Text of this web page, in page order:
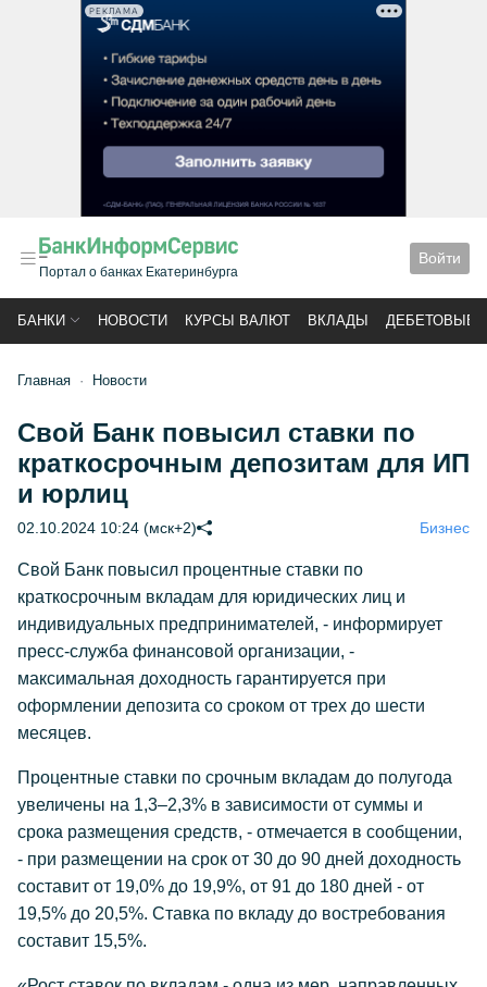
РЕКЛАМА
Портал о банках Екатеринбурга
Войти
БАНКИ НОВОСТИ КУРСЫ ВАЛЮТ ВКЛАДЫ ДЕБЕТОВЫЕ
Главная Новости
Свой Банк повысил ставки по
краткосрочным депозитам для ИП
и юрлиц
02.10.2024 10:24 (мск+2) Бизнес
Свой Банк повысил процентные ставки по
краткосрочным вкладам для юридических лиц и
индивидуальных предпринимателей, - информирует
пресс-служба финансовой организации, -
максимальная доходность гарантируется при
оформлении депозита со сроком от трех до шести
месяцев.
Процентные ставки по срочным вкладам до полугода
увеличены на 1,3–2,3% в зависимости от суммы и
срока размещения средств, - отмечается в сообщении,
- при размещении на срок от 30 до 90 дней доходность
составит от 19,0% до 19,9%, от 91 до 180 дней - от
19,5% до 20,5%. Ставка по вкладу до востребования
составит 15,5%.